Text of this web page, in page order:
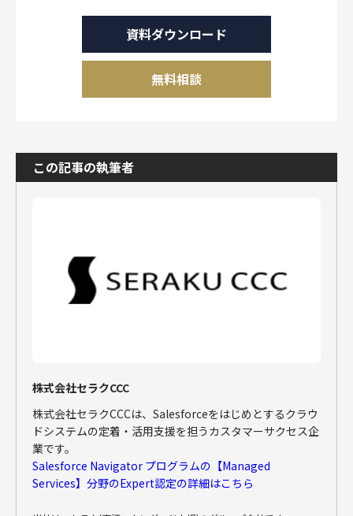
資料ダウンロード
無料相談
この記事の執筆者
株式会社セラクCCC
株式会社セラクCCCは、Salesforceをはじめとするクラウ
ドシステムの定着・活用支援を担うカスタマーサクセス企
業です。
Salesforce Navigator プログラムの【Managed
Services】分野のExpert認定の詳細はこちら